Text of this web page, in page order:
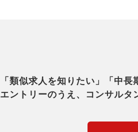
「類似求人を知りたい」「中
エントリーのうえ、コンサルタ